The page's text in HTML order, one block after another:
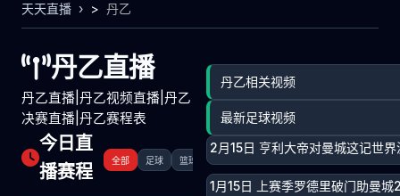
天天直播 > 丹乙
丹乙直播
丹乙直播|丹乙视频直播|丹乙
决赛直播|丹乙赛程表
今日直
播赛程
全部 足球 篮球
丹乙相关视频
最新足球视频
2月15日 亨利大帝对曼城这记世
1月15日 上赛季罗德里破门助曼城